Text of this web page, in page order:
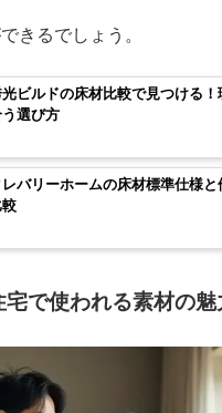
きるでしょう。
光ビルドの床材比較で見つける！
う選び方
レバリーホームの床材標準仕様
較
宅で使われる素材の魅